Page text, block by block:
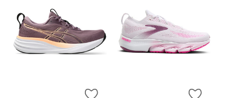
ZUR WUNSCHLISTE HINZUFÜGEN
ZUR